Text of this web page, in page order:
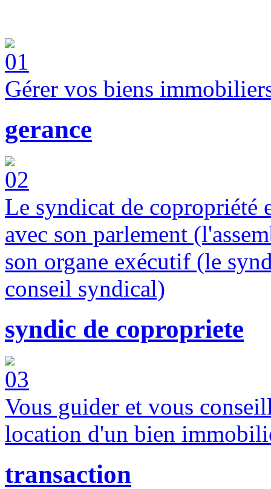
Gérer vos biens
gerance
Le syndicat de copropriété
avec son parlement
son organe exécutif (le
conseil syndical)
syndic de copropriete
Vous guider et vous
location d'un bien
transaction